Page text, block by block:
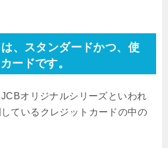
、スタンダードかつ、使
ードです。
オリジナルシリーズといわれ
ているクレジットカードの中の